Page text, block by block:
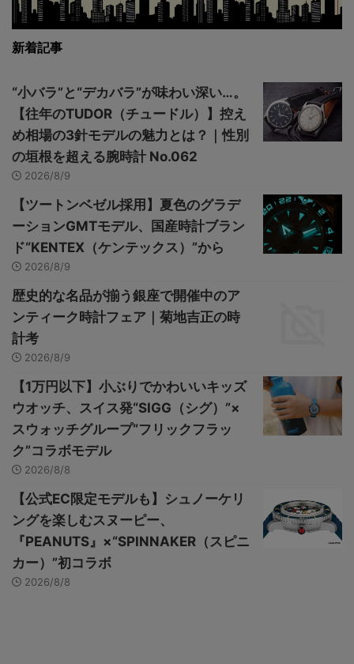
新着記事
“小バラ”と“デカバラ”が味わい深い…。
【往年のTUDOR（チュードル）】控え
め相場の3針モデルの魅力とは？｜性別
の垣根を超える腕時計 No.062
2026/8/9
【ツートンベゼル採用】夏色のグラデ
ーションGMTモデル、国産時計ブラン
ド“KENTEX（ケンテックス）”から
2026/8/9
歴史的な名品が揃う銀座で開催中のア
ンティーク時計フェア｜菊地吉正の時
計考
2026/8/9
【1万円以下】小ぶりでかわいいキッズ
ウオッチ、スイス発“SIGG（シグ）”×
スウォッチグループ“フリックフラッ
ク”コラボモデル
2026/8/8
【公式EC限定モデルも】シュノーケリ
ングを楽しむスヌーピー、
『PEANUTS』×“SPINNAKER（スピニ
カー）”初コラボ
2026/8/8